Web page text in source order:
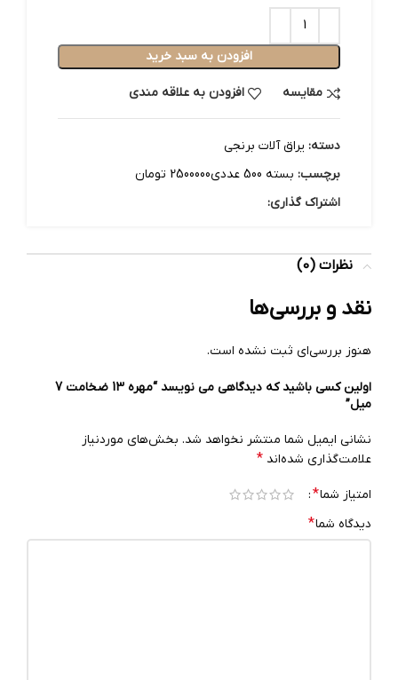
افزودن به سبد خرید
مقایسه افزودن به علاقه مندی
دسته: یراق آلات برنجی
برچسب: بسته 500 عددی2500000 تومان
اشتراک گذاری:
نظرات (0)
نقد و بررسی‌ها
هنوز بررسی‌ای ثبت نشده است.
اولین کسی باشید که دیدگاهی می نویسد “مهره 13 ضخامت 7
میل”
نشانی ایمیل شما منتشر نخواهد شد. بخش‌های موردنیاز
علامت‌گذاری شده‌اند *
امتیاز شما*
دیدگاه شما*